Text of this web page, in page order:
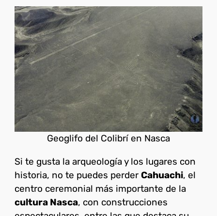
Geoglifo del Colibrí en Nasca
Si te gusta la arqueología y los lugares con
historia, no te puedes perder Cahuachi, el
centro ceremonial más importante de la
cultura Nasca, con construcciones